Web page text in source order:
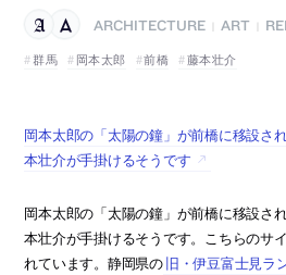
ARCHITECTURE ART
群馬
岡本太郎 前橋 藤本壮介
岡本太郎の「太陽の鐘」が前橋に移設さ
本壮介が手掛けるそうです
岡本太郎の「太陽の鐘」が前橋に移設さ
本壮介が手掛けるそうです。こちらのサ
れています。静岡県の旧・伊豆富士見ラ